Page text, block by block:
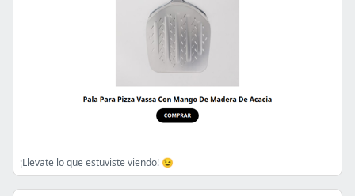
¡Llevate lo que estuviste viendo! 😉